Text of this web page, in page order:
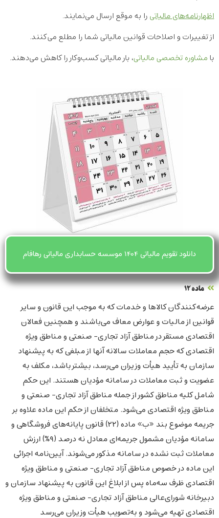
اظهارنامه‌های مالیاتی را به موقع ارسال می‌نمایند.
از تغییرات و اصلاحات قوانین مالیاتی شما را مطلع می‌کنند.
با مشاوره تخصصی مالیاتی، بار مالیاتی کسب‌وکار را کاهش می‌دهند.
دانلود تقویم مالیاتی 1404 موسسه حسابداری مالیاتی رهافام
ماده ۱۲‌
عرضه‌کنندگان کالاها و خدمات که به موجب این قانون و سایر
قوانین از مالیات و عوارض معاف می‌باشند و همچنین فعالان
اقتصادی مستقر در مناطق آزاد تجاری‌- صنعتی و مناطق ویژه
اقتصادی که حجم معاملات سالانه آنها از مبلغی که به پیشنهاد
سازمان به تأیید هیأت وزیران می‌رسد، بیشتر باشد، مکلف به
عضویت و ثبت معاملات در سامانه مؤدیان هستند. این حکم
شامل کلیه مناطق کشور از جمله مناطق آزاد تجاری‌- صنعتی و
مناطق ویژه اقتصادی می‌شود. متخلفان از حکم این ماده ‌علاوه بر
جریمه موضوع بند «ب» ماده ‌(۲۲) قانون پایانه‌های فروشگاهی و
سامانه مؤدیان مشمول جریمه‌ای معادل نه درصد (۹%) ارزش
معاملات ثبت نشده در سامانه مذکور می‌شوند. آیین‌نامه اجرائی
این ماده ‌در خصوص مناطق آزاد تجاری‌- صنعتی و مناطق ویژه
اقتصادی ظرف سه‌ماه پس از ابلاغ این قانون به پیشنهاد سازمان و
دبیرخانه شورای‌عالی مناطق آزاد تجاری‌- صنعتی و مناطق ویژه
اقتصادی تهیه می‌شود و به‌تصویب هیأت وزیران می‌رسد